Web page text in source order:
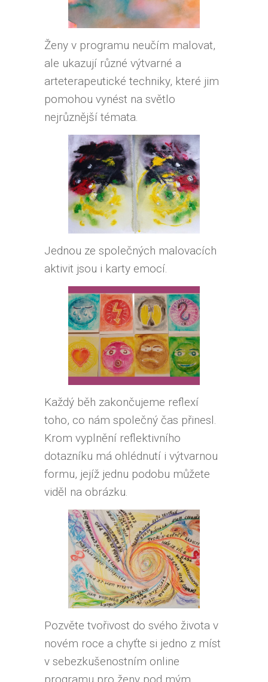
Ženy v programu neučím malovat,
ale ukazují různé výtvarné a
arteterapeutické techniky, které jim
pomohou vynést na světlo
nejrůznější témata.
Jednou ze společných malovacích
aktivit jsou i karty emocí.
Každý běh zakončujeme reflexí
toho, co nám společný čas přinesl.
Krom vyplnění reflektivního
dotazníku má ohlédnutí i výtvarnou
formu, jejíž jednu podobu můžete
viděl na obrázku.
Pozvěte tvořivost do svého života v
novém roce a chyťte si jedno z míst
v sebezkušenostním online
programu pro ženy pod mým